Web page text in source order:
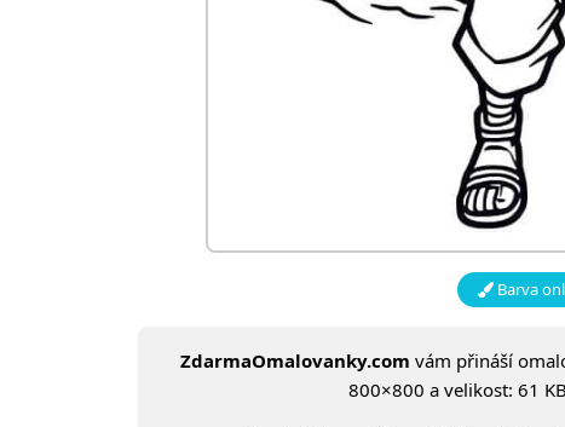
Barva
ZdarmaOmalovanky.com vám přináší
800×800 a velikost: 61